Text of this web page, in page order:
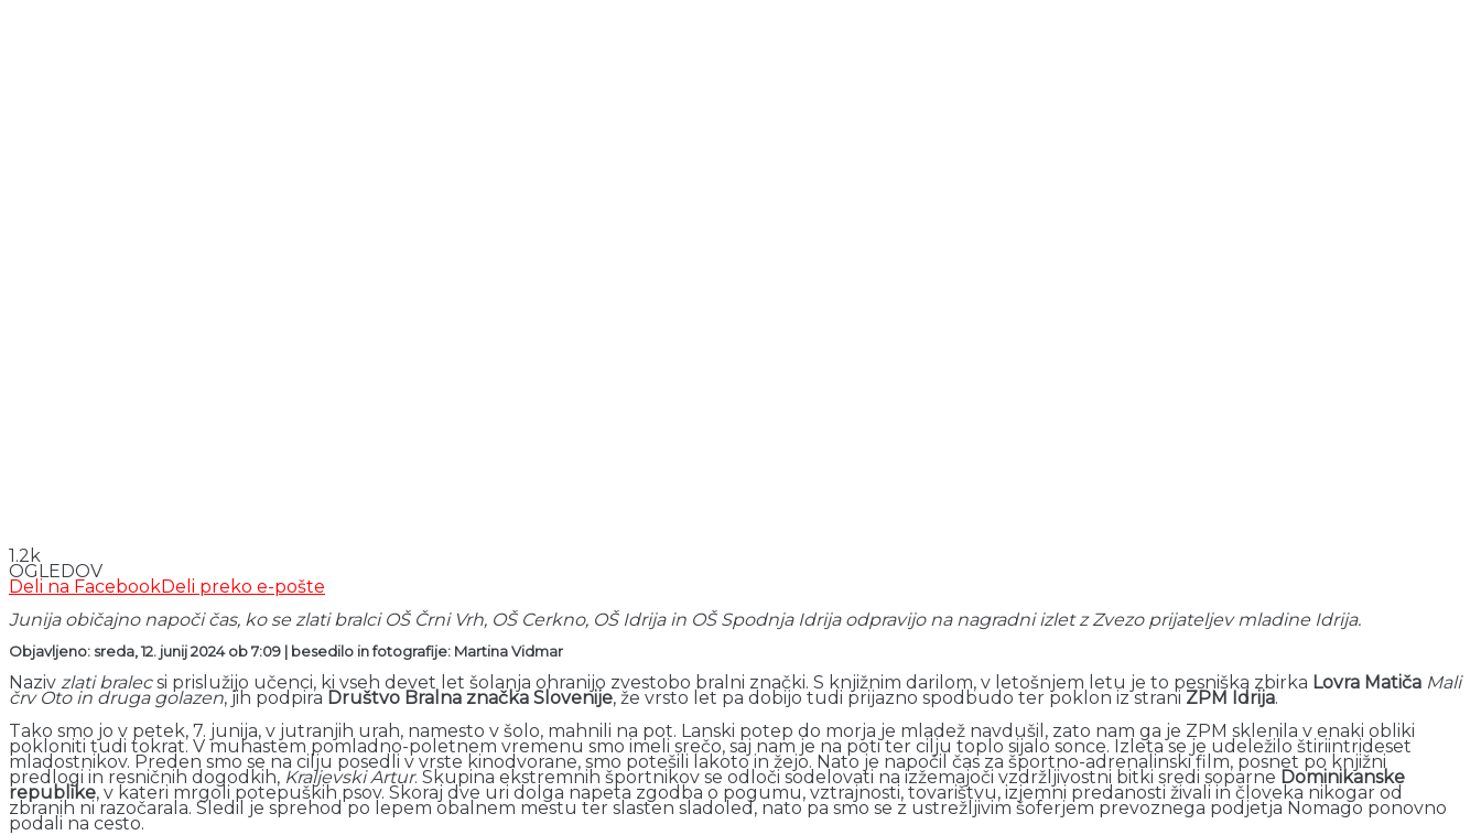
1.2k
OGLEDOV
Deli na FacebookDeli preko e-pošte
Junija običajno napoči čas, ko se zlati bralci OŠ Črni Vrh, OŠ Cerkno, OŠ Idrija in OŠ Spodnja Idrija odpravijo na nagradni izlet z Zvezo prijateljev mladine Idrija.
Objavljeno: sreda, 12. junij 2024 ob 7:09 | besedilo in fotografije: Martina Vidmar
Naziv zlati bralecsi prislužijo učenci, ki vseh devet let šolanja ohranijo zvestobo bralni znački. S knjižnim darilom, v letošnjem letu je to pesniška zbirka Lovra Matiča Mali
črv Oto in druga golazen, jih podpira Društvo Bralna značka Slovenije, že vrsto let pa dobijo tudi prijazno spodbudo ter poklon iz strani ZPM Idrija.
Tako smo jo v petek, 7. junija, v jutranjih urah, namesto v šolo, mahnili na pot. Lanski potep do morja je mladež navdušil, zato nam ga je ZPM sklenila v enaki obliki
pokloniti tudi tokrat. V muhastem pomladno-poletnem vremenu smo imeli srečo, saj nam je na poti ter cilju toplo sijalo sonce. Izleta se je udeležilo štiriintrideset
mladostnikov. Preden smo se na cilju posedli v vrste kinodvorane, smo potešili lakoto in žejo. Nato je napočil čas za športno-adrenalinski film, posnet po knjižni
predlogi in resničnih dogodkih, Kraljevski Artur. Skupina ekstremnih športnikov se odloči sodelovati na izžemajoči vzdržljivostni bitki sredi soparne Dominikanske
republike, v kateri mrgoli potepuških psov. Skoraj dve uri dolga napeta zgodba o pogumu, vztrajnosti, tovarištvu, izjemni predanosti živali in človeka nikogar od
zbranih ni razočarala. Sledil je sprehod po lepem obalnem mestu ter slasten sladoled, nato pa smo se z ustrežljivim šoferjem prevoznega podjetja Nomago ponovno
podali na cesto.